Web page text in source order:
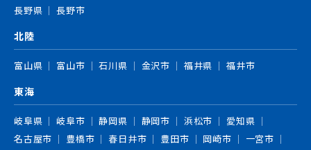
長野県
長野市
北陸
富山県 富山市 石川県 金沢市 福井県 福井市
東海
岐阜県 岐阜市 静岡県 静岡市 浜松市
愛知県
名古屋市
豊橋市 春日井市 豊田市 岡崎市
一宮市